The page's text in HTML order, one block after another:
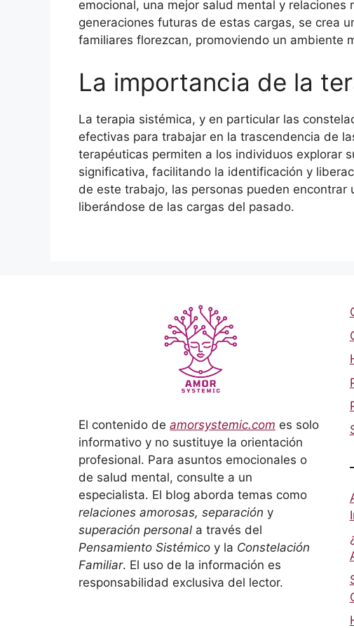
emocional, una mejor salud mental y
generaciones futuras de estas cargas, se crea
familiares florezcan, promoviendo un ambiente
La importancia de la
La terapia sistémica, y en particular las
efectivas para trabajar en la trascendencia de
terapéuticas permiten a los individuos explorar
significativa, facilitando la identificación y
de este trabajo, las personas pueden encontrar
liberándose de las cargas del pasado.
El contenido de amorsystemic.com es solo
informativo y no sustituye la orientación
profesional. Para asuntos emocionales o
de salud mental, consulte a un
especialista. El blog aborda temas como
relaciones amorosas, separación y
superación personal a través del
Pensamiento Sistémico y la Constelación
Familiar. El uso de la información es
responsabilidad exclusiva del lector.